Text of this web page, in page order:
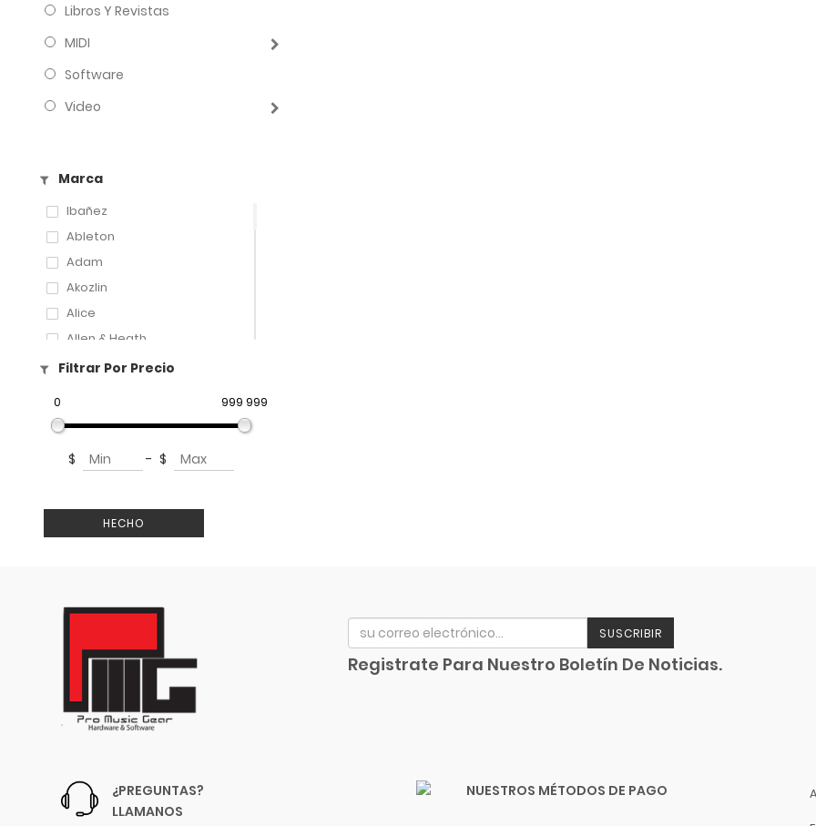
Libros Y Revistas
MIDI
Software
Video
HECHO
Marca
Ibañez
Ableton
Adam
Akozlin
Alice
Allen & Heath
Amati
ART
Arturia
Audix
Beyerdynamic
Boss
C.B.I.
Filtrar Por Precio
0 999 999
$ - $
SUSCRIBIR
Registrate Para Nuestro Boletín De Noticias.
¿PREGUNTAS?
LLAMANOS
NUESTROS MÉTODOS DE PAGO